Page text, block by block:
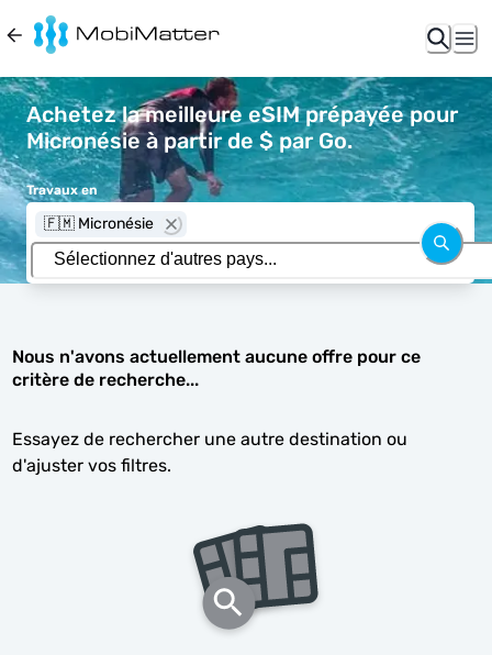
Achetez la meilleure eSIM prépayée pour
Micronésie à partir de $ par Go.
Travaux en
🇫🇲 Micronésie
Nous n'avons actuellement aucune offre pour ce
critère de recherche...
Essayez de rechercher une autre destination ou
d'ajuster vos filtres.